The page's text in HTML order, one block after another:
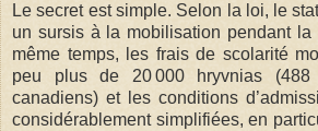
Le secret est simple. Selon la loi, le
un sursis à la mobilisation pendant
même temps, les frais de scolarité
peu plus de 20 000 hryvnias
canadiens) et les conditions
considérablement simplifiées, en